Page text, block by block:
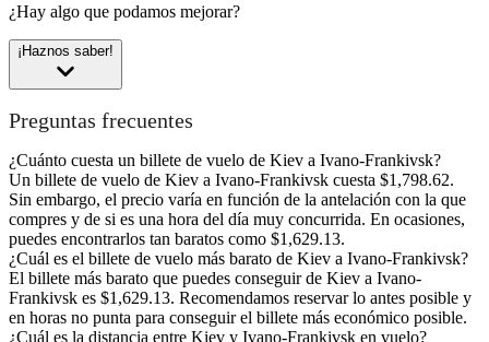
¿Hay algo que podamos mejorar?
¡Haznos saber!
Preguntas frecuentes
¿Cuánto cuesta un billete de vuelo de Kiev a Ivano-Frankivsk?
Un billete de vuelo de Kiev a Ivano-Frankivsk cuesta $1,798.62.
Sin embargo, el precio varía en función de la antelación con la que
compres y de si es una hora del día muy concurrida. En ocasiones,
puedes encontrarlos tan baratos como $1,629.13.
¿Cuál es el billete de vuelo más barato de Kiev a Ivano-Frankivsk?
El billete más barato que puedes conseguir de Kiev a Ivano-
Frankivsk es $1,629.13. Recomendamos reservar lo antes posible y
en horas no punta para conseguir el billete más económico posible.
¿Cuál es la distancia entre Kiev y Ivano-Frankivsk en vuelo?